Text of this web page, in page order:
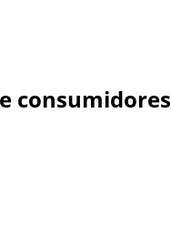
consumidores